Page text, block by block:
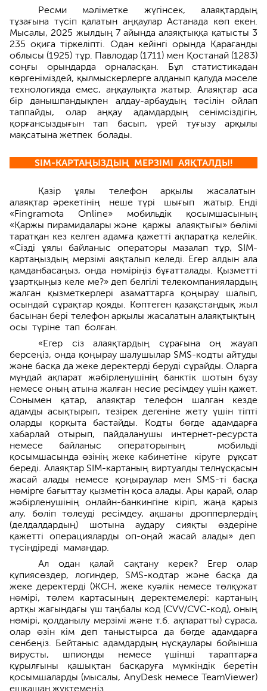
Ресми мәліметке жүгінсек, алаяқтардың
тұзағына түсіп қалатын аңқаулар Астанада көп екен.
Мысалы, 2025 жылдың 7 айында алаяқтыққа қатыс­ты 3
235 оқиға тіркеліпті. Одан кейінгі орында Қарағанды
облысы (1925) тұр. Павлодар (1711) мен Қостанай (1283)
соңғы орындарда орналасқан. Бұл статистикадан
көргеніміздей, қылмыскерлерге алданып қалуда мәселе
технологияда емес, аңқаулықта жатыр. Алаяқтар аса
бір данышпандықпен алдау-арбаудың тәсілін ойлап
таппайды, олар аңқау адамдардың сенімсіздігін,
қорғансыздығын тап басып, үрей туғызу арқылы
мақсатына жетпек болады.
SIM-КАРТАҢЫЗДЫҢ МЕРЗІМІ АЯҚТАЛДЫ!
Қазір ұялы телефон арқылы жасалатын
алаяқтар әрекетінің неше түрі шығып жатыр. Енді
«Fingramota Online» мобильдік қосымшасының
«Қаржы пирамидалары және қаржы алаяқтығы» бөлімі
тарат­қан кез келген адамға қажетті ақпаратқа келейік.
«Сізді ұялы байла­ныс операторы мазалап тұр, SIM-
картаңыздың мерзімі аяқталып келеді. Егер алдын ала
қамданбасаңыз, онда нөміріңіз бұғатталады. Қызмет­ті
ұзартқыңыз келе ме?» деп белгілі телекомпаниялардың
жалған қызметкерле­рі азаматтарға қоңырау шалып,
осындай сұрақтар қояды. Көптеген қазақстандық жыл
басынан бері телефон арқылы жаса­латын алаяқ­тық­тың
осы түріне тап болған.
«Егер сіз алаяқтардың сұрағына оң жауап
берсеңіз, онда қоңырау шалушылар SMS-кодты айтуды
және басқа да жеке деректерді беруді сұрайды. Оларға
мұндай ақпарат жәбірленушінің банктік шотын бұзу
немесе оның атына жалған несие ресімдеу үшін қажет.
Сонымен қатар, алаяқтар телефон шалған кезде
адамды асықтырып, тезірек дегеніне жету үшін тіпті
оларды қорқыта бастайды. Кодты бөгде адамдарға
хабарлай отырып, пайдаланушы интернет-ресурста
немесе байланыс операторының мобильді
қосымшасында өзінің жеке кабинетіне кіруге рұқсат
береді. Алаяқтар SIM-картаның виртуалды телнұсқасын
жасай алады немесе қоңыраулар мен SMS-ті басқа
нөмірге бағыттау қызметін қоса алады. Ары қарай, олар
жәбірленушінің онлайн-банкингіне кіріп, жаңа қарыз
алу, бөліп төлеуді ресімдеу, ақшаны дропперлердің
(делдалдардың) шотына аудару сияқты өздеріне
қажетті операцияларды оп-оңай жасай алады» деп
түсіндіреді мамандар.
Ал одан қалай сақтану керек? Егер олар
құпиясөздер, логиндер, SMS-кодтар және басқа да
жеке деректерді (ЖСН, жеке куәлік немесе төлқұжат
нөмірі, төлем картасының деректемелері: картаның
артқы жағындағы үш таңбалы код (CVV/CVC-код), оның
нөмірі, қолданылу мерзімі және т.б. ақпаратты) сұраса,
олар өзін кім деп таныстырса да бөгде адамдарға
сенбеңіз. Бейтаныс адамдардың нұсқаулары бойынша
вирусты, шпионды немесе үшінші тараптарға
құрылғыны қашықтан басқаруға мүмкіндік беретін
қосымшаларды (мысалы, AnyDesk немесе TeamViewer)
ешқашан жүктемеңіз.